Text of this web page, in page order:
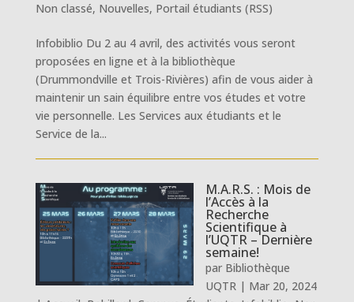
Non classé, Nouvelles, Portail étudiants (RSS)
Infobiblio Du 2 au 4 avril, des activités vous seront
proposées en ligne et à la bibliothèque
(Drummondville et Trois-Rivières) afin de vous aider à
maintenir un sain équilibre entre vos études et votre
vie personnelle. Les Services aux étudiants et le
Service de la...
M.A.R.S. : Mois de
l’Accès à la
Recherche
Scientifique à
l’UQTR – Dernière
semaine!
par Bibliothèque
UQTR| Mar 20, 2024